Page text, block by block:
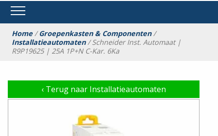
Home/Groepenkasten & Componenten/
Installatieautomaten/ Schneider Inst. Automaat |
R9P19625 | 25A 1P+N C-Kar. 6Ka
‹ Terug naar Installatieautomaten